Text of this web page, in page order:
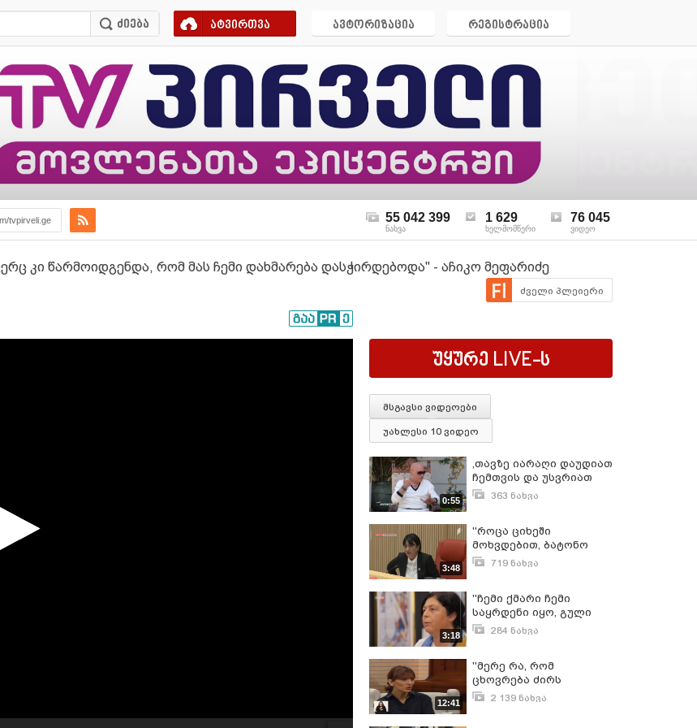
ატვირთვა ავტორიზაცია რეგისტრაცია
tvpirveli.ge 55 042 399
ნახვა
1 629
ხელმომწერი
76 045
ვიდეო
კი წარმოიდგენდა, რომ მას ჩემი დახმარება დასჭირდებოდა'' - აჩიკო მეფარიძე
ძველი პლეიერი
უყურე LIVE-ს
მსგავსი ვიდეოები
უახლესი 10 ვიდეო
0:55
,თავზე იარაღი დაუდიათ
ჩემთვის და უსვრიათ
კიდეც'' - აჩიკო
363 ნახვა
3:48
''როცა ციხეში
მოხვდებით, ბატონო
მიშა, მაშინ ბევრი დრო
719 ნახვა
3:18
''ჩემი ქმარი ჩემი
საყრდენი იყო, გული
მწყდება, რომ მის
ვიყავი''
284 ნახვა
12:41
''მერე რა, რომ
ცხოვრება ძირს
განარცხებს... უნდა
2 139 ნახვა